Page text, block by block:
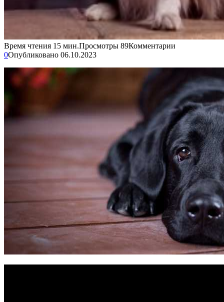
Время чтения 15 мин.Просмотры 89Комментарии
0Опубликовано 06.10.2023